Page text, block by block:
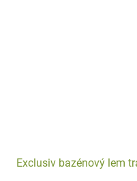
Exclusiv bazénový lem